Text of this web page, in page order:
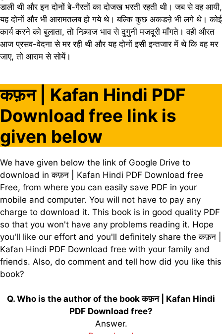
डाली थी और इन दोनों बे-गैरतों का दोजख भरती रहती थी। जब से वह आयी,
यह दोनों और भी आरामतलब हो गये थे। बल्कि कुछ अकडऩे भी लगे थे। कोई
कार्य करने को बुलाता, तो निब्र्याज भाव से दुगुनी मजदूरी माँगते। वही औरत
आज प्रसव-वेदना से मर रही थी और यह दोनों इसी इन्तजार में थे कि वह मर
जाए, तो आराम से सोयें।
कफ़न | Kafan Hindi PDF
Download free link is
given below
We have given below the link of Google Drive to
download in कफ़न | Kafan Hindi PDF Download free
Free, from where you can easily save PDF in your
mobile and computer. You will not have to pay any
charge to download it. This book is in good quality PDF
so that you won't have any problems reading it. Hope
you'll like our effort and you'll definitely share the कफ़न |
Kafan Hindi PDF Download free with your family and
friends. Also, do comment and tell how did you like this
book?
Q. Who is the author of the book कफ़न | Kafan Hindi
PDF Download free?
Answer.